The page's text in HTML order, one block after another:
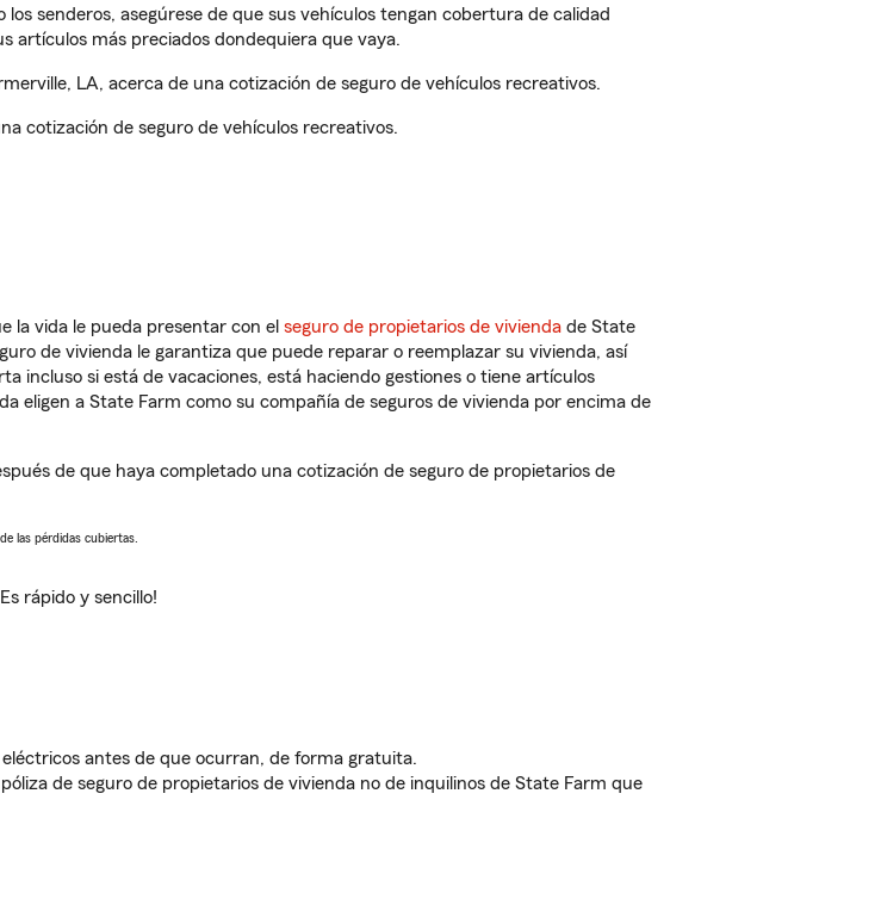
senderos, asegúrese de que sus vehículos tengan cobertura de calidad
artículos más preciados dondequiera que vaya.
LA, acerca de una cotización de seguro de vehículos recreativos.
cotización de seguro de vehículos recreativos.
la vida le pueda presentar con el seguro de propietarios de vivienda de State
de vivienda le garantiza que puede reparar o reemplazar su vivienda, así
incluso si está de vacaciones, está haciendo gestiones o tiene artículos
eligen a State Farm como su compañía de seguros de vivienda por encima de
de que haya completado una cotización de seguro de propietarios de
las pérdidas cubiertas.
rápido y sencillo!
antes de que ocurran, de forma gratuita.
de seguro de propietarios de vivienda no de inquilinos de State Farm que